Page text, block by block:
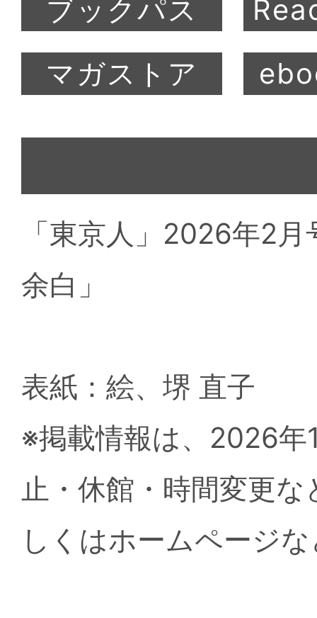
「東京人」2026年2
余白」
表紙：絵、堺 直子
※掲載情報は、2026年
止・休館・時間変更
しくはホームページ